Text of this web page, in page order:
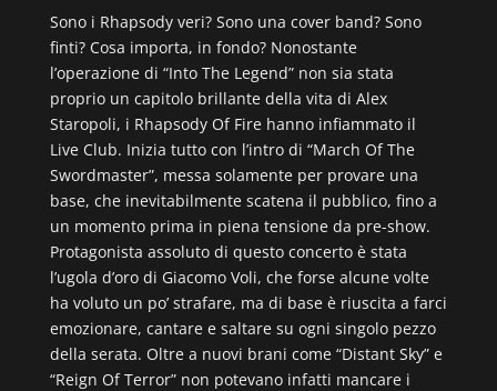
Sono i Rhapsody veri? Sono una cover band? Sono
finti? Cosa importa, in fondo? Nonostante
l’operazione di “Into The Legend” non sia stata
proprio un capitolo brillante della vita di Alex
Staropoli, i Rhapsody Of Fire hanno infiammato il
Live Club. Inizia tutto con l’intro di “March Of The
Swordmaster”, messa solamente per provare una
base, che inevitabilmente scatena il pubblico, fino a
un momento prima in piena tensione da pre-show.
Protagonista assoluto di questo concerto è stata
l’ugola d’oro di Giacomo Voli, che forse alcune volte
ha voluto un po’ strafare, ma di base è riuscita a farci
emozionare, cantare e saltare su ogni singolo pezzo
della serata. Oltre a nuovi brani come “Distant Sky” e
“Reign Of Terror” non potevano infatti mancare i